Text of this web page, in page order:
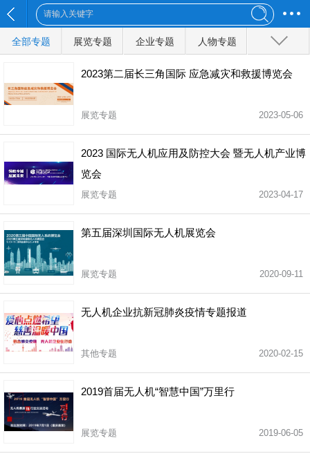
全部专题 展览专题 企业专题 人物专题
其他专题
2023第二届长三角国际 应急减灾和救援博览会
展览专题 2023-05-06
2023 国际无人机应用及防控大会 暨无人机产业博
览会
展览专题 2023-04-17
第五届深圳国际无人机展览会
展览专题 2020-09-11
无人机企业抗新冠肺炎疫情专题报道
其他专题 2020-02-15
2019首届无人机“智慧中国”万里行
展览专题 2019-06-05